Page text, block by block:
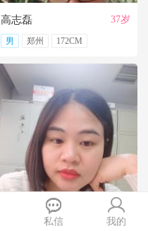
高志磊 37岁
男 郑州 172CM
41岁
私信 我的